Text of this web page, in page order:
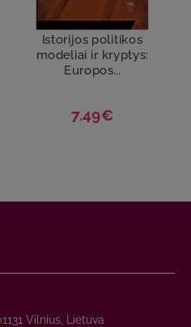
Istorijos politikos
modeliai ir kryptys:
Europos...
7.49€
Vilnius, Lietuva